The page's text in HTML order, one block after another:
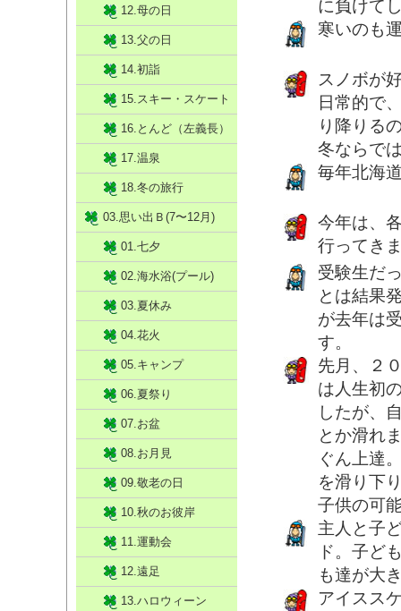
に負けて
寒いのも
スノボが
日常的で
り降りる
冬ならで
毎年北海
今年は、
行ってき
受験生だ
とは結果
が去年は
す。
先月、２
は人生初
したが、
とか滑れ
ぐん上達
を滑り下
子供の可
主人と子
ド。子ど
も達が大
アイスス
12.母の日
13.父の日
14.初詣
15.スキー・スケート
16.とんど（左義長）
17.温泉
18.冬の旅行
03.思い出Ｂ(7〜12月)
01.七夕
02.海水浴(プール)
03.夏休み
04.花火
05.キャンプ
06.夏祭り
07.お盆
08.お月見
09.敬老の日
10.秋のお彼岸
11.運動会
12.遠足
13.ハロウィーン